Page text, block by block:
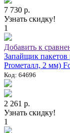
7 730 р.
Узнать скидку!
1
Добавить к
Запайщик пакетов
Proметалл, 2 мм)
Код: 64696
2 261 р.
Узнать скидку!
1